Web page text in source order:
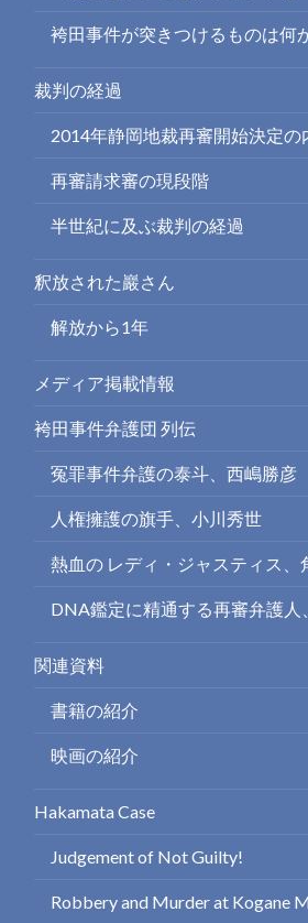
袴田事件が突きつけるものは何
裁判の経過
2014年静岡地裁再審開始決定の
再審請求審の現段階
半世紀に及ぶ裁判の経過
釈放された巖さん
解放から1年
メディア掲載情報
袴田事件弁護団 列伝
冤罪事件弁護の泰斗、西嶋勝彦
人権擁護の旗手、小川秀世
熱血の レディ・ジャスティス、
DNA鑑定に精通する再審弁護人
関連資料
書籍の紹介
映画の紹介
Hakamata Case
Judgement of Not Guilty!
Robbery and Murder at Kogane